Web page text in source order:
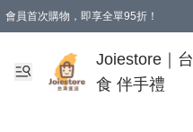
會員首次購物，即享全單95折！
購物滿 HKD 350.00即享免運費優惠！
Joiestore｜
食 伴手禮